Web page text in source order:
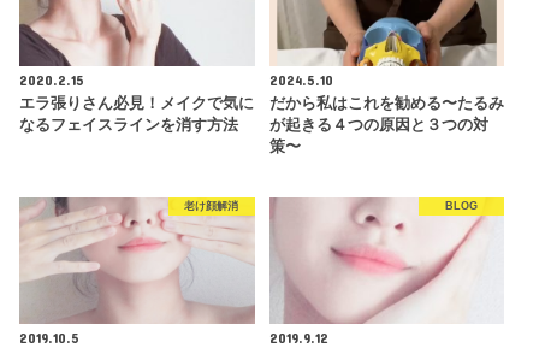
2020.2.15
エラ張りさん必見！メイクで気に
なるフェイスラインを消す方法
2024.5.10
だから私はこれを勧める〜たるみ
が起きる４つの原因と３つの対
策〜
老け顔解消
2019.10.5
BLOG
2019.9.12